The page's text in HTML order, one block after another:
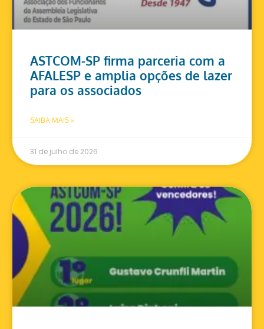
ASTCOM-SP firma parceria com a
AFALESP e amplia opções de lazer
para os associados
SAIBA MAIS »
31 de julho de 2026